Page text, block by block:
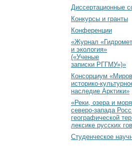
Диссертационные
Конкурсы и гранты
Конференции
«Журнал
и экология»
(«Ученые
записки РГГМУ»)»
Консорциум
историко-
наследие Арктики»
«Реки, озера и моря
северо-запада
географической
лексике русских
Студенческое